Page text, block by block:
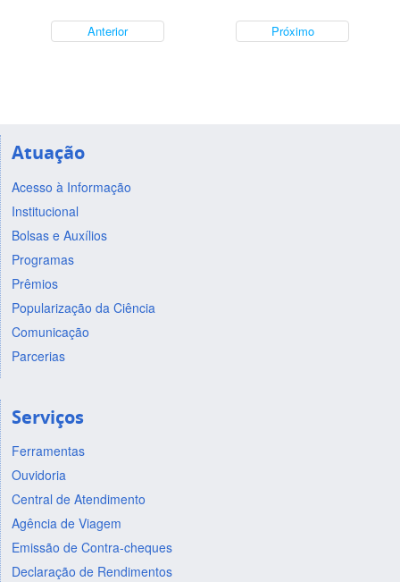
Anterior Próximo
Atuação
Acesso à Informação
Institucional
Bolsas e Auxílios
Programas
Prêmios
Popularização da Ciência
Comunicação
Parcerias
Serviços
Ferramentas
Ouvidoria
Central de Atendimento
Agência de Viagem
Emissão de Contra-cheques
Declaração de Rendimentos